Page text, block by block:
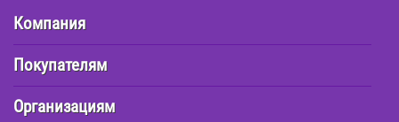
Компания
Покупателям
Организациям